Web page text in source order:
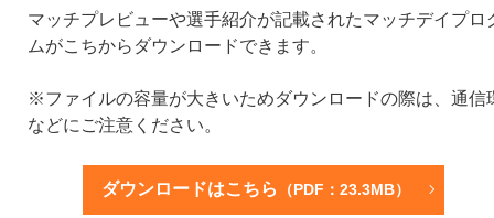
マッチプレビューや選手紹介が記載されたマッチデイプロ
ムがこちからダウンロードできます。
※ファイルの容量が大きいためダウンロードの際は、通信
などにご注意ください。
ダウンロードはこちら （PDF：23.3MB）